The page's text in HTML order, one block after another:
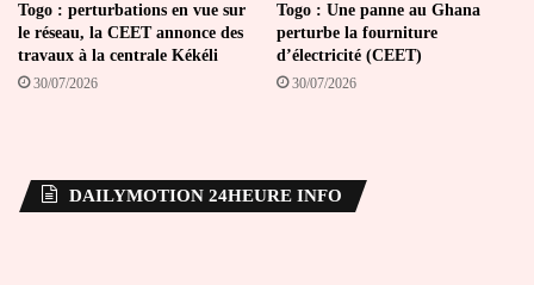
Togo : perturbations en vue sur
le réseau, la CEET annonce des
travaux à la centrale Kékéli
30/07/2026
Togo : Une panne au Ghana
perturbe la fourniture
d’électricité (CEET)
30/07/2026
DAILYMOTION 24HEURE INFO